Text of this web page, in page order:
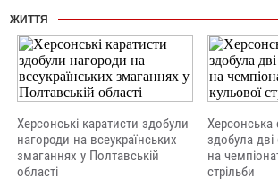
ЖИТТЯ
Херсонські каратисти здобули
нагороди на всеукраїнських
змаганнях у Полтавській
області
Херсонська
здобула
на
стрільби